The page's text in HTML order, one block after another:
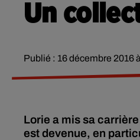
Un
Publié : 16 décembre 2016
Lorie a mis sa
est devenue, en